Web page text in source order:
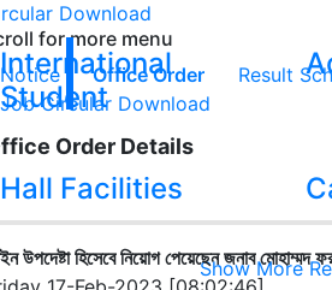
International
Student
Hall Facilities
Show More
Download
for more menu
Notice
Office Order Result
Job Circular Download
Order Details
উপদেষ্টা হিসেবে নিয়োগ পেয়েছেন জনাব মোহাম্মদ